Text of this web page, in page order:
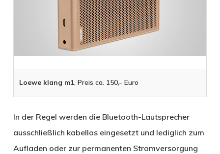
Loewe klang m1, Preis ca. 150,– Euro
In der Regel werden die Bluetooth-Lautsprecher
ausschließlich kabellos eingesetzt und lediglich zum
Aufladen oder zur permanenten Stromversorgung